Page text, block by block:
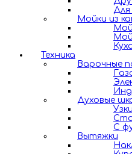
Для
Мойки из
Техника
Варочные
Духовые
С
Вытяжки